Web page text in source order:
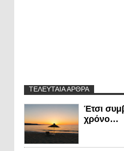
ΤΕΛΕΥΤΑΙΑ ΑΡΘΡΑ
Έτσι
χρόνο…